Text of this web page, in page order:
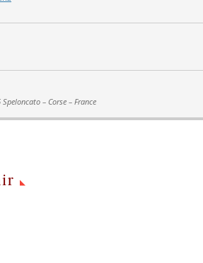
– Corse – France